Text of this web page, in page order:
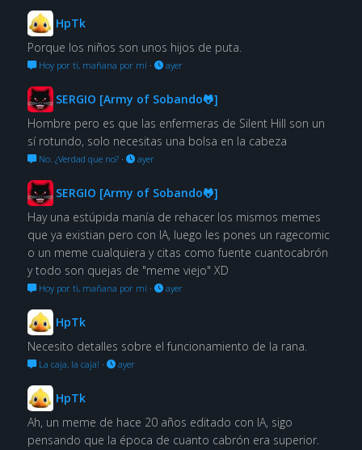
HpTk
Porque los niños son unos hijos de puta.
Hoy por ti, mañana por mí· ayer
SERGIO [Army of Sobando🐸]
Hombre pero es que las enfermeras de Silent Hill son un
sí rotundo, solo necesitas una bolsa en la cabeza
No. ¿Verdad que no?· ayer
SERGIO [Army of Sobando🐸]
Hay una estúpida manía de rehacer los mismos memes
que ya existian pero con IA, luego les pones un ragecomic
o un meme cualquiera y citas como fuente cuantocabrón
y todo son quejas de "meme viejo" XD
Hoy por ti, mañana por mí· ayer
HpTk
Necesito detalles sobre el funcionamiento de la rana.
La caja, la caja! · ayer
HpTk
Ah, un meme de hace 20 años editado con IA, sigo
pensando que la época de cuanto cabrón era superior.